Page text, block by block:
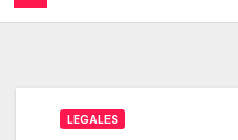
LEGALES